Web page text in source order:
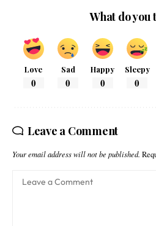
What do you
Love
0
Sad
0
Happy
0
Sleepy
0
Leave a Comment
Your email address will not be published.